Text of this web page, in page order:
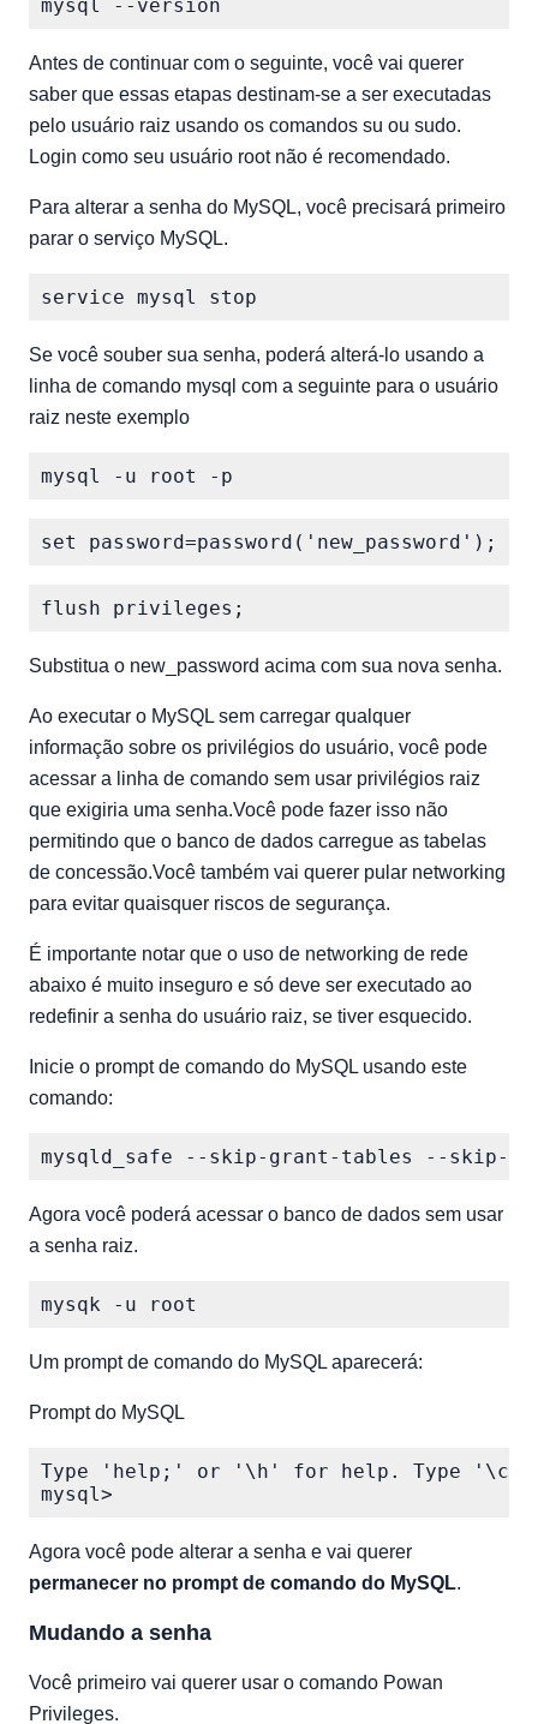
Antes de continuar com o seguinte, você vai querer
saber que essas etapas destinam-se a ser executadas
pelo usuário raiz usando os comandos su ou sudo.
Login como seu usuário root não é recomendado.
Para alterar a senha do MySQL, você precisará primeiro
parar o serviço MySQL.
Se você souber sua senha, poderá alterá-lo usando a
linha de comando mysql com a seguinte para o usuário
raiz neste exemplo
Substitua o new_password acima com sua nova senha.
Ao executar o MySQL sem carregar qualquer
informação sobre os privilégios do usuário, você pode
acessar a linha de comando sem usar privilégios raiz
que exigiria uma senha.Você pode fazer isso não
permitindo que o banco de dados carregue as tabelas
de concessão.Você também vai querer pular networking
para evitar quaisquer riscos de segurança.
É importante notar que o uso de networking de rede
abaixo é muito inseguro e só deve ser executado ao
redefinir a senha do usuário raiz, se tiver esquecido.
Inicie o prompt de comando do MySQL usando este
comando:
Agora você poderá acessar o banco de dados sem usar
a senha raiz.
Um prompt de comando do MySQL aparecerá:
Prompt do MySQL
Type 'help;' or '\h' for help. Type '\c'
Agora você pode alterar a senha e vai querer
permanecer no prompt de comando do MySQL.
Mudando a senha
Você primeiro vai querer usar o comando Powan
Privileges.